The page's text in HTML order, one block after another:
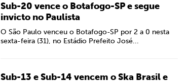
Sub-20 vence o Botafogo-SP e segue
invicto no Paulista
O São Paulo venceu o Botafogo-SP por 2 a 0 nesta
sexta-feira (31), no Estádio Prefeito José...
Sub-13 e Sub-14 vencem o Ska Brasil e